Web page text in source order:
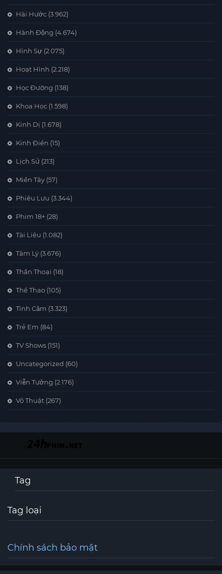
Hài Hước (3.962)
Hành Động (4.674)
Hình Sự (2.075)
Hoạt Hình (2.218)
Học Đường (138)
Khoa Học (1.598)
Kinh Dị (1.678)
Kinh Điển (15)
Lịch Sử (213)
Miền Tây (57)
Phiêu Lưu (3.344)
Phim 18+ (28)
Tài Liệu (1.082)
Tâm Lý (3.676)
Thần Thoại (18)
Thể Thao (105)
Tình Cảm (3.323)
Trẻ Em (84)
TV Shows (151)
Uncategorized (60)
Viễn Tưởng (2.176)
Võ Thuật (267)
Tag
Tag loại
Chính sách bảo mật